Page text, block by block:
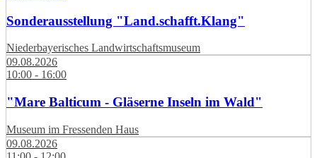
Sonderausstellung "Land.schafft.Klang"
Niederbayerisches Landwirtschaftsmuseum
09.08.2026
10:00 - 16:00
"Mare Balticum - Gläserne Inseln im Wald"
Museum im Fressenden Haus
09.08.2026